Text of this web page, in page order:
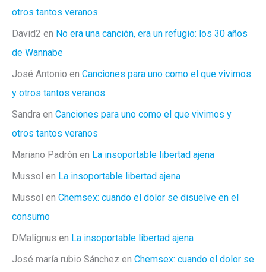
otros tantos veranos
David2 en No era una canción, era un refugio: los 30 años
de Wannabe
José Antonio en Canciones para uno como el que vivimos
y otros tantos veranos
Sandra en Canciones para uno como el que vivimos y
otros tantos veranos
Mariano Padrón en La insoportable libertad ajena
Mussol en La insoportable libertad ajena
Mussol en Chemsex: cuando el dolor se disuelve en el
consumo
DMalignus en La insoportable libertad ajena
José maría rubio Sánchez en Chemsex: cuando el dolor se